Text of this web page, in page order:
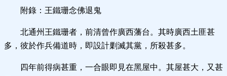
附錄：王鐵珊念佛退鬼
北通州王鐵珊者，前清曾作廣西藩台。其時廣西土匪甚
多，彼於作兵備道時，即設計剿滅其黨，所殺甚多。
四年前得病甚重，一合眼即見在黑屋中。其屋甚大，又甚